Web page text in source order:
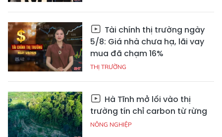
Tài chính thị trường ngày
5/8: Giá nhà chưa hạ, lãi vay
mua đã chạm 16%
THỊ TRƯỜNG
Hà Tĩnh mở lối vào thị
trường tín chỉ carbon từ rừng
NÔNG NGHIỆP